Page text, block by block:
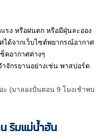
รง หรือฝนตก หรือมีฝุ่นละออง
ได้จากเว็บไซต์พยากรณ์อากาศ
คอากาศต่างๆ
ำจักรยานอย่างเช่น พาสปอร์ต
ะ (มาลองปั่นตอน 9 โมงเช้าพบ
ริมแม่น้ำฮัน